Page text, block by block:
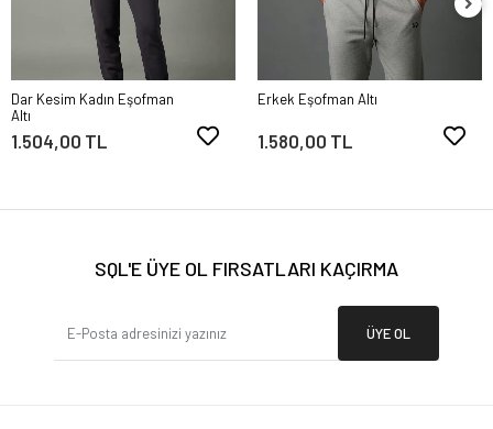
Dar Kesim Kadın Eşofman
Altı
1.504,00 TL
Erkek Eşofman Altı
1.580,00 TL
SQL'E ÜYE OL FIRSATLARI KAÇIRMA
ÜYE OL